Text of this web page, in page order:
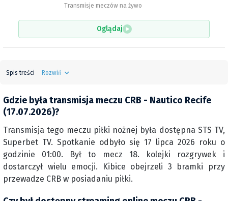
Transmisje meczów na żywo
Oglądaj
Spis treści Rozwiń
Gdzie była transmisja meczu CRB - Nautico Recife
(17.07.2026)?
Transmisja tego meczu piłki nożnej była dostępna STS TV,
Superbet TV. Spotkanie odbyło się 17 lipca 2026 roku o
godzinie 01:00. Był to mecz 18. kolejki rozgrywek i
dostarczył wielu emocji. Kibice obejrzeli 3 bramki przy
przewadze CRB w posiadaniu piłki.